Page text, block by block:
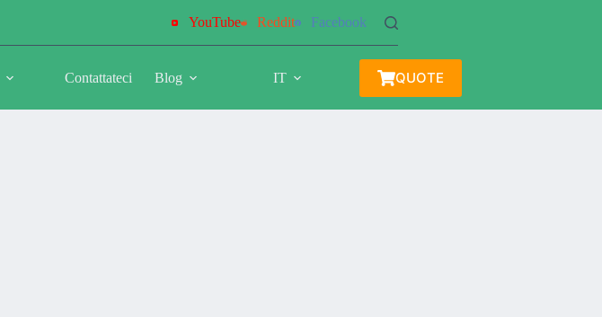
YouTube Reddit Facebook
Contattateci Blog IT QUOTE